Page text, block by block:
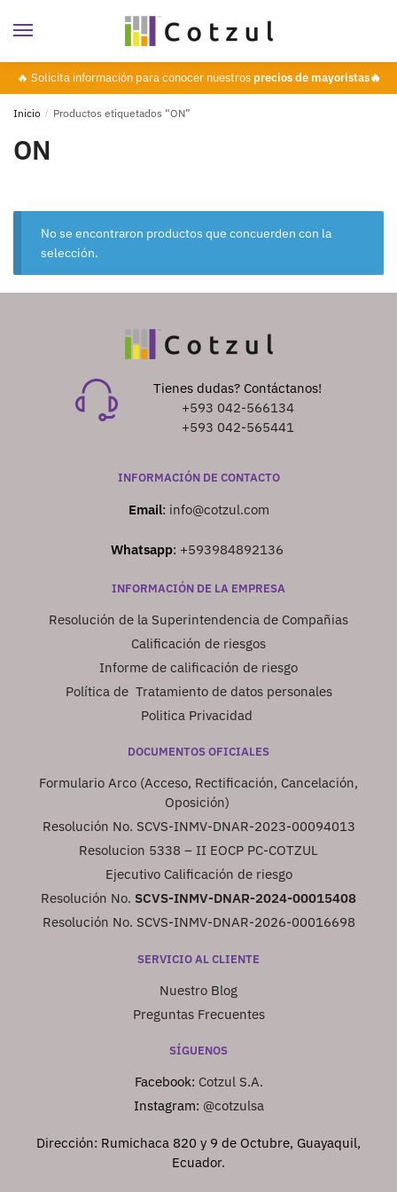
🔥 Solicita información para conocer nuestros precios de mayoristas🔥
Inicio / Productos etiquetados “ON”
ON
No se encontraron productos que concuerden con la
selección.
Tienes dudas? Contáctanos!
+593 042-566134
+593 042-565441
INFORMACIÓN DE CONTACTO
Email: info@cotzul.com
Whatsapp: +593984892136
INFORMACIÓN DE LA EMPRESA
Resolución de la Superintendencia de Compañias
Calificación de riesgos
Informe de calificación de riesgo
Política de Tratamiento de datos personales
Politica Privacidad
DOCUMENTOS OFICIALES
Formulario Arco (Acceso, Rectificación, Cancelación,
Oposición)
Resolución No. SCVS-INMV-DNAR-2023-00094013
Resolucion 5338 – II EOCP PC-COTZUL
Ejecutivo Calificación de riesgo
Resolución No. SCVS-INMV-DNAR-2024-00015408
Resolución No. SCVS-INMV-DNAR-2026-00016698
SERVICIO AL CLIENTE
Nuestro Blog
Preguntas Frecuentes
SÍGUENOS
Facebook: Cotzul S.A.
Instagram: @cotzulsa
Dirección: Rumichaca 820 y 9 de Octubre, Guayaquil,
Ecuador.